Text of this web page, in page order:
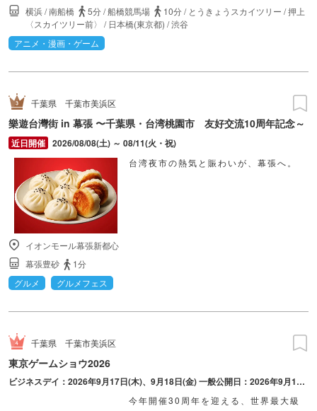
横浜/南船橋 5分/船橋競馬場 10分/ とうきょうスカイツリー /押上
〈スカイツリー前〉 / 日本橋(東京都) /渋谷
アニメ・漫画・ゲーム
千葉県 千葉市美浜区
樂遊台灣街 in 幕張 〜千葉県・台湾桃園市 友好交流10周年記念～
2026/08/08(土) ～ 08/11(火・祝)
台湾夜市の熱気と賑わいが、幕張へ。
イオンモール幕張新都心
幕張豊砂
1分
グルメ
グルメフェス
千葉県 千葉市美浜区
東京ゲームショウ2026
ビジネスデイ：2026年9月17日(木)、9月18日(金) ⼀般公開⽇：2026年9月19日(土)、9月20日(日)
今年開催30周年を迎える、世界最大級